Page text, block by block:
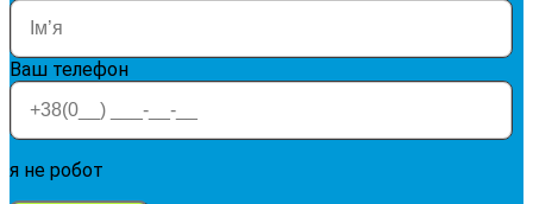
Ваш телефон
я не робот